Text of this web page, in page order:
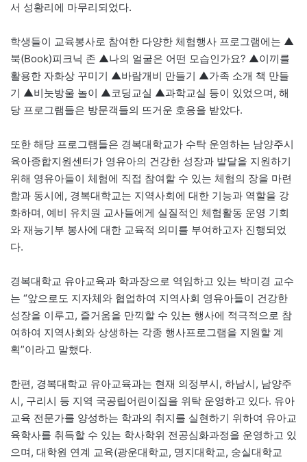
서 성황리에 마무리되었다.
학생들이 교육봉사로 참여한 다양한 체험행사 프로그램에는 ▲
북(Book)피크닉 존 ▲나의 얼굴은 어떤 모습인가요? ▲이끼를
활용한 자화상 꾸미기 ▲바람개비 만들기 ▲가족 소개 책 만들
기 ▲비눗방울 놀이 ▲코딩교실 ▲과학교실 등이 있었으며, 해
당 프로그램들은 방문객들의 뜨거운 호응을 받았다.
또한 해당 프로그램들은 경복대학교가 수탁 운영하는 남양주시
육아종합지원센터가 영유아의 건강한 성장과 발달을 지원하기
위해 영유아들이 체험에 직접 참여할 수 있는 체험의 장을 마련
함과 동시에, 경복대학교는 지역사회에 대한 기능과 역할을 강
화하며, 예비 유치원 교사들에게 실질적인 체험활동 운영 기회
와 재능기부 봉사에 대한 교육적 의미를 부여하고자 진행되었
다.
경복대학교 유아교육과 학과장으로 역임하고 있는 박미경 교수
는 “앞으로도 지자체와 협업하여 지역사회 영유아들이 건강한
성장을 이루고, 즐거움을 만끽할 수 있는 행사에 적극적으로 참
여하여 지역사회와 상생하는 각종 행사프로그램을 지원할 계
획”이라고 말했다.
한편, 경복대학교 유아교육과는 현재 의정부시, 하남시, 남양주
시, 구리시 등 지역 국공립어린이집을 위탁 운영하고 있다. 유아
교육 전문가를 양성하는 학과의 취지를 실현하기 위하여 유아교
육학사를 취득할 수 있는 학사학위 전공심화과정을 운영하고 있
으며, 대학원 연계 교육(광운대학교, 명지대학교, 숭실대학교